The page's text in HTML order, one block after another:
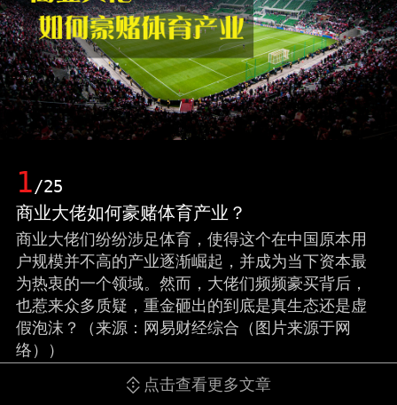
1/25
商业大佬如何豪赌体育产业？
商业大佬们纷纷涉足体育，使得这个在中国原本用
户规模并不高的产业逐渐崛起，并成为当下资本最
为热衷的一个领域。然而，大佬们频频豪买背后，
也惹来众多质疑，重金砸出的到底是真生态还是虚
假泡沫？（来源：网易财经综合（图片来源于网
络））
点击查看更多文章